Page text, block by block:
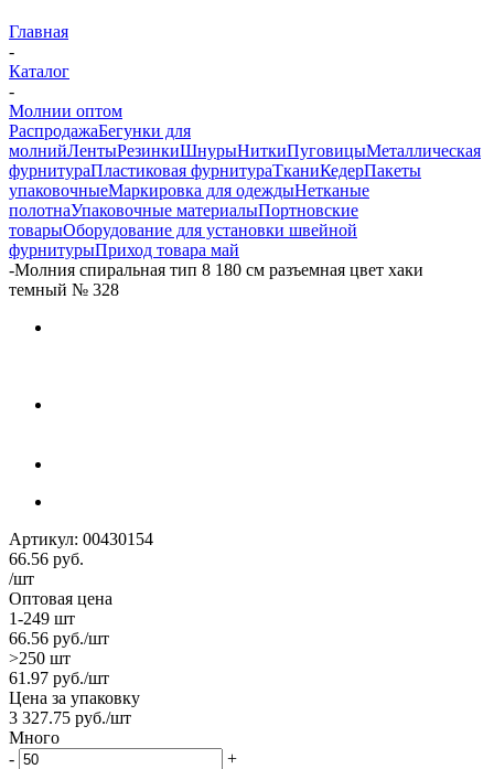
Главная
-
Каталог
-
Молнии оптом
РаспродажаБегунки для
молнийЛентыРезинкиШнурыНиткиПуговицыМеталлическая
фурнитураПластиковая фурнитураТканиКедерПакеты
упаковочныеМаркировка для одеждыНетканые
полотнаУпаковочные материалыПортновские
товарыОборудование для установки швейной
фурнитурыПриход товара май
-Молния спиральная тип 8 180 см разъемная цвет хаки
темный № 328
Артикул: 00430154
66.56 руб.
/шт
Оптовая цена
1-249 шт
66.56 руб./шт
>250 шт
61.97 руб./шт
Цена за упаковку
3 327.75 руб./шт
Много
-
+